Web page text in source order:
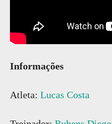
Informações
Atleta: Lucas Costa